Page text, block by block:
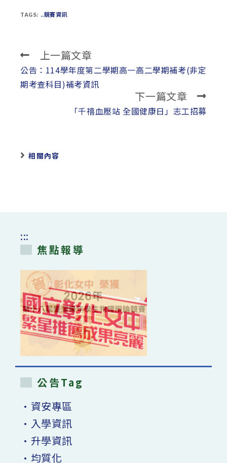
TAGS: ..競賽資訊
Read
more
articles
上一篇文章
公告：114學年度第二學期高一高二學期補考(非定
期考查科目)補考資訊
下一篇文章
「千禧血壓站 全國健康日」志工招募
相關內容
:::
焦點報導
公告Tag
•資安專區
•入學資訊
•升學資訊
•均質化